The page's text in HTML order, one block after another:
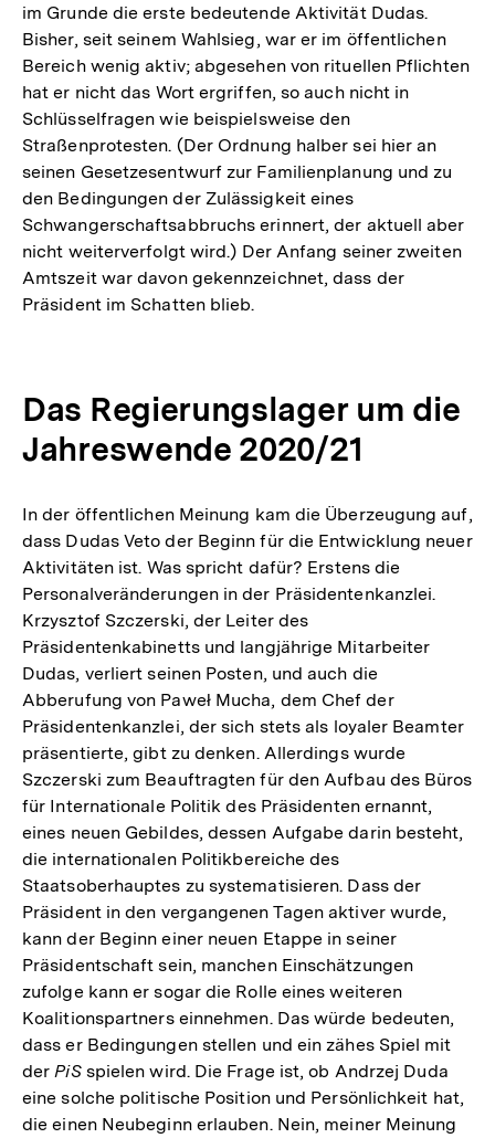
im Grunde die erste bedeutende Aktivität Dudas.
Bisher, seit seinem Wahlsieg, war er im öffentlichen
Bereich wenig aktiv; abgesehen von rituellen Pflichten
hat er nicht das Wort ergriffen, so auch nicht in
Schlüsselfragen wie beispielsweise den
Straßenprotesten. (Der Ordnung halber sei hier an
seinen Gesetzesentwurf zur Familienplanung und zu
den Bedingungen der Zulässigkeit eines
Schwangerschaftsabbruchs erinnert, der aktuell aber
nicht weiterverfolgt wird.) Der Anfang seiner zweiten
Amtszeit war davon gekennzeichnet, dass der
Präsident im Schatten blieb.
Das Regierungslager um die
Jahreswende 2020/21
In der öffentlichen Meinung kam die Überzeugung auf,
dass Dudas Veto der Beginn für die Entwicklung neuer
Aktivitäten ist. Was spricht dafür? Erstens die
Personalveränderungen in der Präsidentenkanzlei.
Krzysztof Szczerski, der Leiter des
Präsidentenkabinetts und langjährige Mitarbeiter
Dudas, verliert seinen Posten, und auch die
Abberufung von Paweł Mucha, dem Chef der
Präsidentenkanzlei, der sich stets als loyaler Beamter
präsentierte, gibt zu denken. Allerdings wurde
Szczerski zum Beauftragten für den Aufbau des Büros
für Internationale Politik des Präsidenten ernannt,
eines neuen Gebildes, dessen Aufgabe darin besteht,
die internationalen Politikbereiche des
Staatsoberhauptes zu systematisieren. Dass der
Präsident in den vergangenen Tagen aktiver wurde,
kann der Beginn einer neuen Etappe in seiner
Präsidentschaft sein, manchen Einschätzungen
zufolge kann er sogar die Rolle eines weiteren
Koalitionspartners einnehmen. Das würde bedeuten,
dass er Bedingungen stellen und ein zähes Spiel mit
derPiSspielen wird. Die Frage ist, ob Andrzej Duda
eine solche politische Position und Persönlichkeit hat,
die einen Neubeginn erlauben. Nein, meiner Meinung